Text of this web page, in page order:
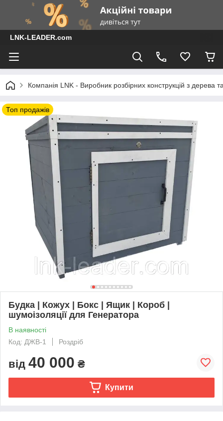
LNK-LEADER.com
Компанія LNK - Виробник розбірних конструкцій з дерева
Топ продажів
Будка | Кожух | Бокс | Ящик | Короб |
шумоізоляції для Генератора
В наявності
Код: ДЖВ-1
Роздріб
від 40 000 ₴
Купити